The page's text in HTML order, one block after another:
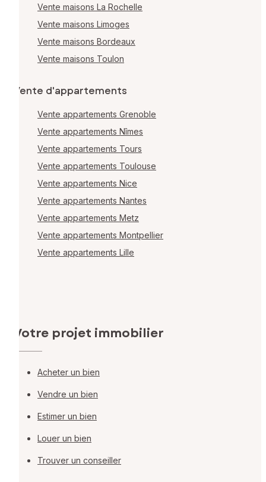
Vente maisons La Rochelle
Vente maisons Limoges
Vente maisons Bordeaux
Vente maisons Toulon
Vente d'appartements
Vente appartements Grenoble
Vente appartements Nîmes
Vente appartements Tours
Vente appartements Toulouse
Vente appartements Nice
Vente appartements Nantes
Vente appartements Metz
Vente appartements Montpellier
Vente appartements Lille
Votre projet immobilier
Acheter un bien
Vendre un bien
Estimer un bien
Louer un bien
Trouver un conseiller